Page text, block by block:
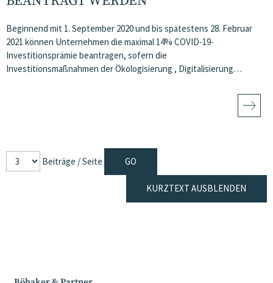
Beginnend mit 1. September 2020 und bis spätestens 28. Februar
2021 können Unternehmen die maximal 14% COVID-19-
Investitionsprämie beantragen, sofern die
Investitionsmaßnahmen der Ökologisierung , Digitalisierung…
Beiträge / Seite
KURZTEXT AUSBLENDEN